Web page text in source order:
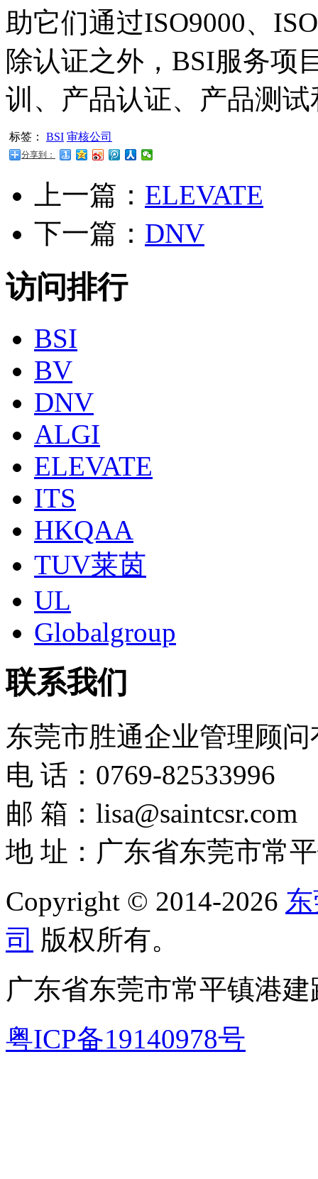
助它们通过ISO9000、
除认证之外，BSI服务项
训、产品认证、产品测试
标签： BSI 审核公司
分享到：
上一篇： ELEVATE
下一篇： DNV
访问排行
BSI
BV
DNV
ALGI
ELEVATE
ITS
HKQAA
TUV莱茵
UL
Globalgroup
联系我们
东莞市胜通企业管理顾
电 话：0769-82533996
邮 箱：lisa@saintcsr.com
地 址：广东省东莞市常
Copyright © 2014-2026
司 版权所有。
广东省东莞市常平镇港建
粤ICP备19140978号